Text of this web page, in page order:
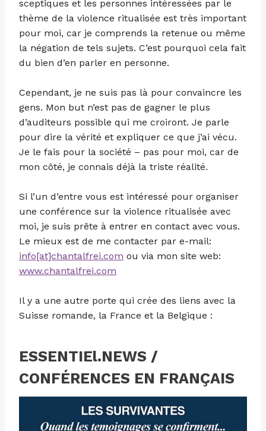
sceptiques et les personnes intéressées par le
thème de la violence ritualisée est très important
pour moi, car je comprends la retenue ou même
la négation de tels sujets. C’est pourquoi cela fait
du bien d’en parler en personne.
Cependant, je ne suis pas là pour convaincre les
gens. Mon but n’est pas de gagner le plus
d’auditeurs possible qui me croiront. Je parle
pour dire la vérité et expliquer ce que j’ai vécu.
Je le fais pour la société – pas pour moi, car de
mon côté, je connais déjà la triste réalité.
Si l’un d’entre vous est intéressé pour organiser
une conférence sur la violence ritualisée avec
moi, je suis prête à entrer en contact avec vous.
Le mieux est de me contacter par e-mail:
info[at]chantalfrei.com ou via mon site web:
www.chantalfrei.com
Il y a une autre porte qui crée des liens avec la
Suisse romande, la France et la Belgique :
ESSENTIEl.NEWS /
CONFÉRENCES EN FRANÇAIS